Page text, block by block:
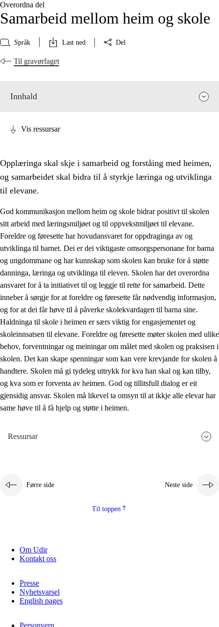
Overordna del
Samarbeid mellom heim og skole
Språk Last ned Del
Til gravørfaget
Innhald
3. Prinsipp for praksisen i skolen
Eit inkluderande læringsmiljø
3.2 Undervisning og tilpassa opplæring
3.3 Samarbeid mellom heim og skole
3.4 Opplæring i lærebedrift og arbeidsliv
Profesjonsfellesskap og skoleutvikling
Vis ressursar
Opplæringa skal skje i samarbeid og forståing med heimen,
og samarbeidet skal bidra til å styrkje læringa og utviklinga
til elevane.
God kommunikasjon mellom heim og skole bidrar positivt til skolen
sitt arbeid med læringsmiljøet og til oppvekstmiljøet til elevane.
Foreldre og føresette har hovudansvaret for oppdraginga av og
utviklinga til barnet. Dei er dei viktigaste omsorgspersonane for barna
og ungdommane og har kunnskap som skolen kan bruke for å støtte
danninga, læringa og utviklinga til eleven. Skolen har det overordna
ansvaret for å ta initiativet til og leggje til rette for samarbeid. Dette
inneber å sørgje for at foreldre og føresette får nødvendig informasjon,
og for at dei får høve til å påverke skolekvardagen til barna sine.
Haldninga til skole i heimen er særs viktig for engasjementet og
skoleinnsatsen til elevane. Foreldre og føresette møter skolen med ulike
behov, forventningar og meiningar om målet med skolen og praksisen i
skolen. Det kan skape spenningar som kan vere krevjande for skolen å
handtere. Skolen må gi tydeleg uttrykk for kva han skal og kan tilby,
og kva som er forventa av heimen. God og tillitsfull dialog er eit
gjensidig ansvar. Skolen må likevel ta omsyn til at ikkje alle elevar har
same høve til å få hjelp og støtte i heimen.
Ressursar
Førre side Neste side
Til toppen
Om Udir
Kontakt oss
Presse
Nyhetsvarsel
English pages